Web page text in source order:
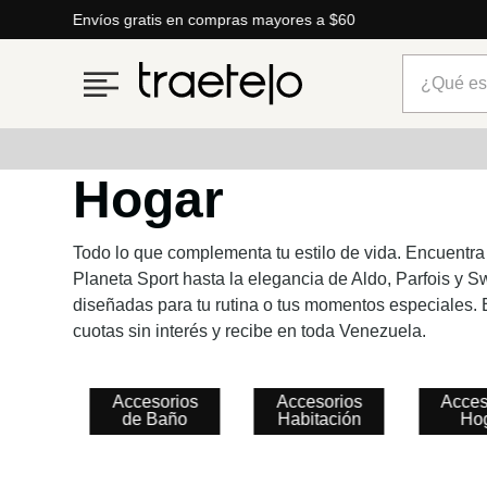
Envíos gratis en compras mayores a $60
Hogar
Todo lo que complementa tu estilo de vida.
Planeta Sport hasta la elegancia de Aldo, Parfois y
diseñadas para tu rutina o tus momentos especiales.
cuotas sin interés y recibe en toda Venezuela.
Accesorios
de Baño
Accesorios
Habitación
Términos más buscados
1.
timberland
2.
parfois
3.
carteras
carteras parfois
6.
springfield